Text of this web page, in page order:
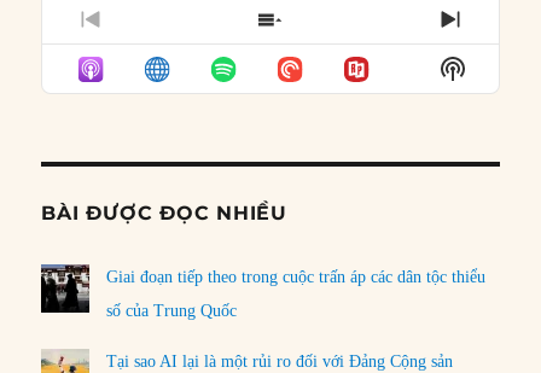
PREVIOUS
EPISODE
SHOW
EPISODES
LIST
NEXT
Show
Podcast
BÀI ĐƯỢC ĐỌC NHIỀU
Giai đoạn tiếp theo trong cuộc trấn áp các dân tộc thiểu
số của Trung Quốc
Tại sao AI lại là một rủi ro đối với Đảng Cộng sản